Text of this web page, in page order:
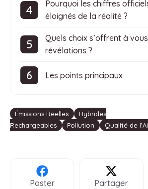
Pourquoi les chiffres
éloignés de la réalité ?
Quels choix s’offrent à
révélations ?
Les points principaux
Étiquettes
Émissions Réelles
Hybrides
Rechargeables
Pollution Qualité de
Poster Partager